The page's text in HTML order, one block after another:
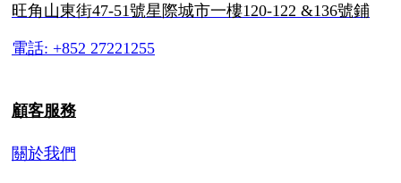
旺角山東街47-51號星際城市一樓120-122 &136號鋪
電話: +852 27221255
顧客服務
關於我們